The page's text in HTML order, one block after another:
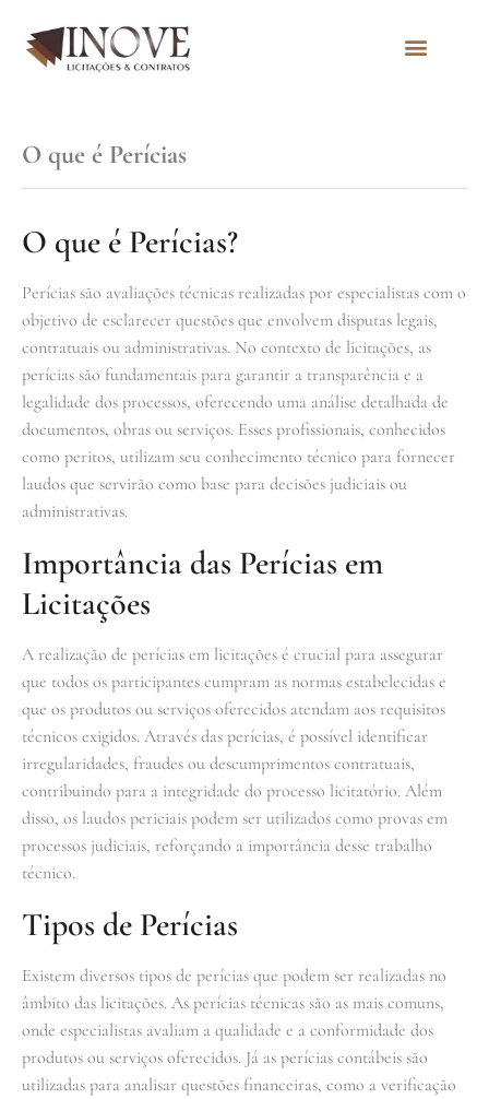
O que é Perícias
O que é Perícias?
Perícias são avaliações técnicas realizadas por especialistas com o
objetivo de esclarecer questões que envolvem disputas legais,
contratuais ou administrativas. No contexto de licitações, as
perícias são fundamentais para garantir a transparência e a
legalidade dos processos, oferecendo uma análise detalhada de
documentos, obras ou serviços. Esses profissionais, conhecidos
como peritos, utilizam seu conhecimento técnico para fornecer
laudos que servirão como base para decisões judiciais ou
administrativas.
Importância das Perícias em
Licitações
A realização de perícias em licitações é crucial para assegurar
que todos os participantes cumpram as normas estabelecidas e
que os produtos ou serviços oferecidos atendam aos requisitos
técnicos exigidos. Através das perícias, é possível identificar
irregularidades, fraudes ou descumprimentos contratuais,
contribuindo para a integridade do processo licitatório. Além
disso, os laudos periciais podem ser utilizados como provas em
processos judiciais, reforçando a importância desse trabalho
técnico.
Tipos de Perícias
Existem diversos tipos de perícias que podem ser realizadas no
âmbito das licitações. As perícias técnicas são as mais comuns,
onde especialistas avaliam a qualidade e a conformidade dos
produtos ou serviços oferecidos. Já as perícias contábeis são
utilizadas para analisar questões financeiras, como a verificação